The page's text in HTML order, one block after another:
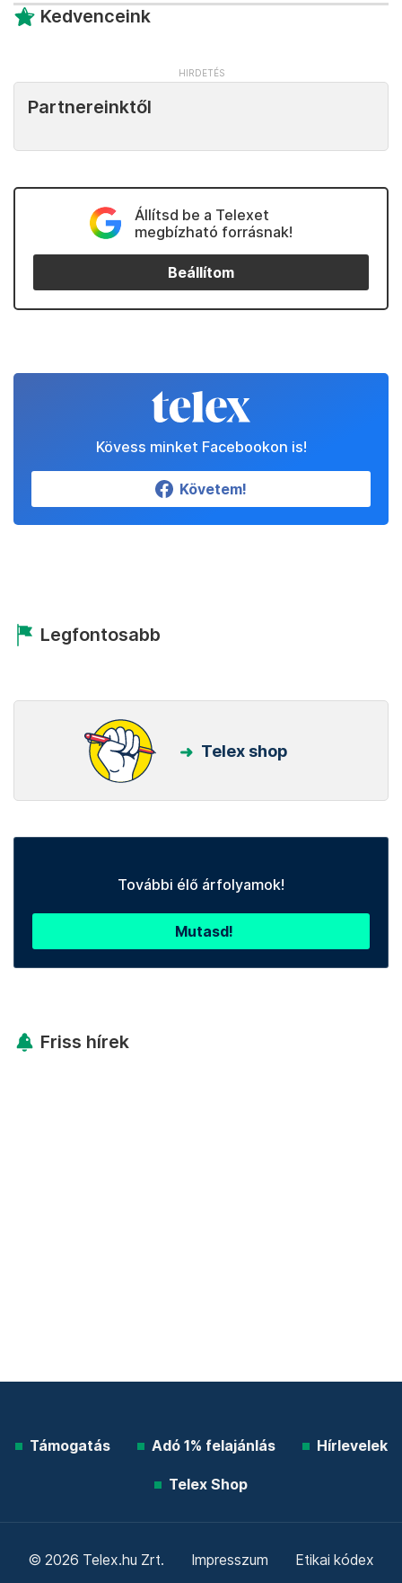
Kedvenceink
Partnereinktől
Állítsd be a Telexet
megbízható forrásnak!
Beállítom
Kövess minket Facebookon is!
Követem!
Legfontosabb
Telex shop
További élő árfolyamok!
Mutasd!
Friss hírek
Támogatás Adó 1% felajánlás Hírlevelek
Telex Shop
© 2026 Telex.hu Zrt. Impresszum Etikai kódex